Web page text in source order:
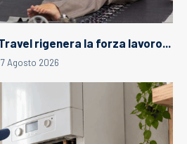
rigenera la forza lavoro...
7 Agosto 2026